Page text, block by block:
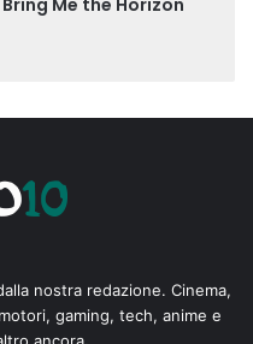
Me the Horizon
nostra redazione. Cinema,
gaming, tech, anime e